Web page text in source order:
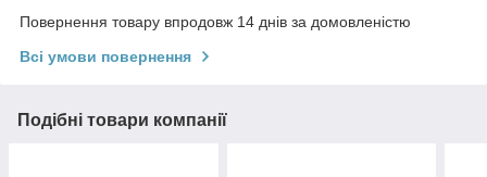
Повернення товару впродовж 14 днів за домовленістю
Всі умови повернення
Подібні товари компанії